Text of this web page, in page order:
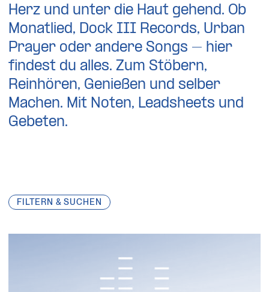
Herz und unter die Haut gehend. Ob
Monatlied, Dock III Records, Urban
Prayer oder andere Songs – hier
findest du alles. Zum Stöbern,
Reinhören, Genießen und selber
Machen. Mit Noten, Leadsheets und
Gebeten.
FILTERN & SUCHEN